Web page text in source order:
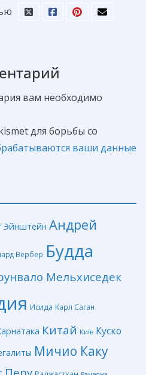
вам необходимо
для борьбы со
ваши данные
Эйнштейн Андрей
Вербер Будда
Мельхиседек
Исида Карл Саган
Китай Київ Куско
Мичио Каку